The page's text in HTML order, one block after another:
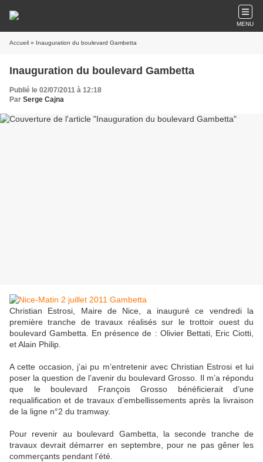
MENU
Accueil » Inauguration du boulevard Gambetta
Inauguration du boulevard Gambetta
Publié le 02/07/2011 à 12:18
Par Serge Cajna
Christian Estrosi, Maire de Nice, a inauguré ce vendredi la
première tranche de travaux réalisés sur le trottoir ouest du
boulevard Gambetta. En présence de : Olivier Bettati, Eric Ciotti,
et Alain Philip.
A cette occasion, j’ai pu m’entretenir avec Christian Estrosi et lui
poser la question de l’avenir du boulevard Grosso. Il m’a répondu
que le boulevard François Grosso bénéficierait d’une
requalification et de travaux d’embellissements après la livraison
de la ligne n°2 du tramway.
Pour revenir au boulevard Gambetta, la seconde tranche de
travaux devrait démarrer en septembre, pour ne pas gêner les
commerçants pendant l’été.